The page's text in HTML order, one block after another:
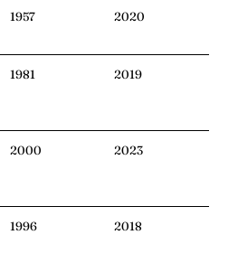
1957 2020
1981 2019
2000 2023
1996 2018